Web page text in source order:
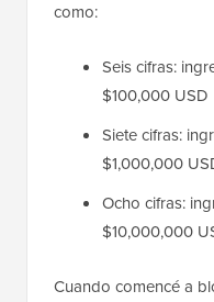
como:
Seis cifras:
$100,000 USD
Siete cifras:
$1,000,000
Ocho cifras:
$10,000,000
Cuando comencé a